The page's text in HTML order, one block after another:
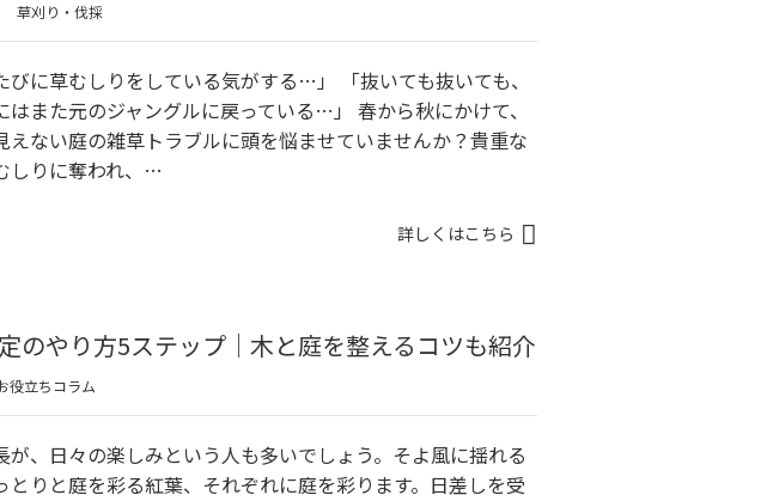
草刈り・伐採
びに草むしりをしている気がする…」 「抜いても抜いても、
はまた元のジャングルに戻っている…」 春から秋にかけて、
えない庭の雑草トラブルに頭を悩ませていませんか？貴重な
しりに奪われ、…
詳しくはこちら
のやり方5ステップ｜木と庭を整えるコツも紹介
役立ちコラム
が、日々の楽しみという人も多いでしょう。そよ風に揺れる
とりと庭を彩る紅葉、それぞれに庭を彩ります。日差しを受